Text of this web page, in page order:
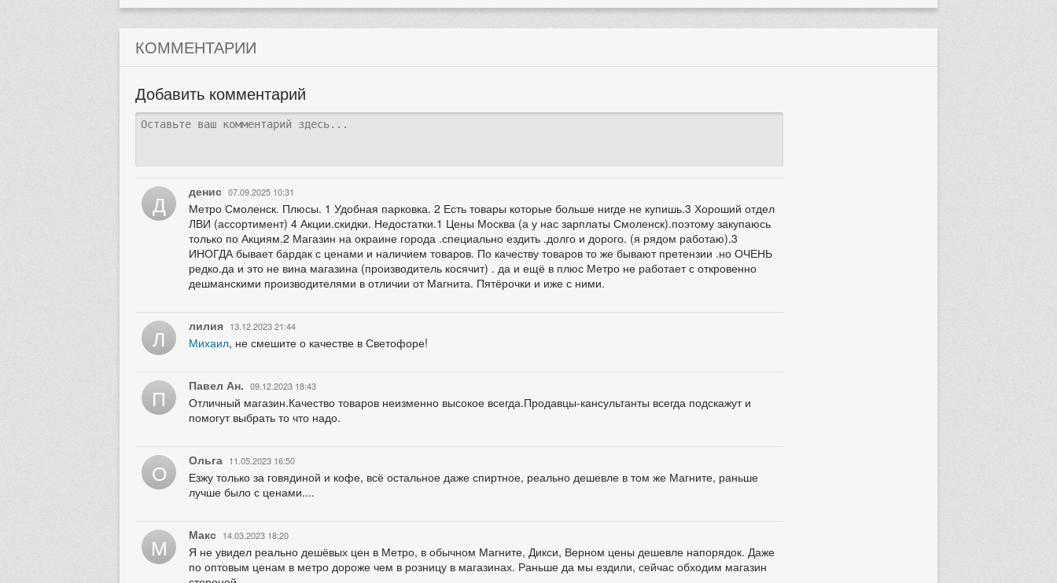
КОММЕНТАРИИ
Добавить комментарий
Д денис 07.09.2025 10:31
Метро Смоленск. Плюсы. 1 Удобная парковка. 2 Есть товары которые больше нигде не купишь.3 Хороший отдел
ЛВИ (ассортимент) 4 Акции.скидки. Недостатки.1 Цены Москва (а у нас зарплаты Смоленск).поэтому закупаюсь
только по Акциям.2 Магазин на окраине города .специально ездить .долго и дорого. (я рядом работаю).3
ИНОГДА бывает бардак с ценами и наличием товаров. По качеству товаров то же бывают претензии .но ОЧЕНЬ
редко.да и это не вина магазина (производитель косячит) . да и ещё в плюс Метро не работает с откровенно
дешманскими производителями в отличии от Магнита. Пятёрочки и иже с ними.
Л лилия 13.12.2023 21:44
Михаил, не смешите о качестве в Светофоре!
П Павел Ан. 09.12.2023 18:43
Отличный магазин.Качество товаров неизменно высокое всегда.Продавцы-кансультанты всегда подскажут и
помогут выбрать то что надо.
О Ольга 11.05.2023 16:50
Езжу только за говядиной и кофе, всё остальное даже спиртное, реально дешевле в том же Магните, раньше
лучше было с ценами....
М Макс 14.03.2023 18:20
Я не увидел реально дешёвых цен в Метро, в обычном Магните, Дикси, Верном цены дешевле напорядок. Даже
по оптовым ценам в метро дороже чем в розницу в магазинах. Раньше да мы ездили, сейчас обходим магазин